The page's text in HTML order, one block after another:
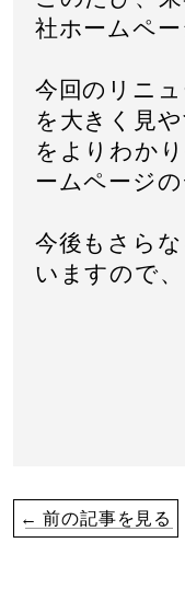
社ホームペ
今回のリニ
を大きく見
をよりわか
ームページ
今後もさら
いますので
← 前の記事を見る